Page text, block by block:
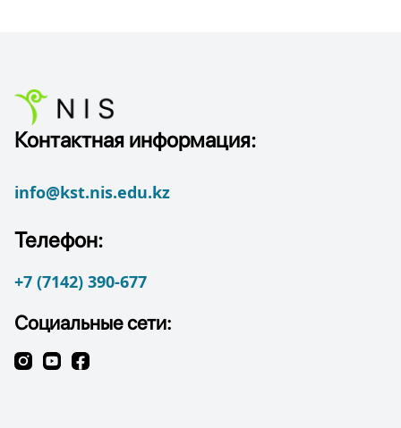
Контактная информация:
info@kst.nis.edu.kz
Телефон:
+7 (7142) 390-677
Социальные сети: